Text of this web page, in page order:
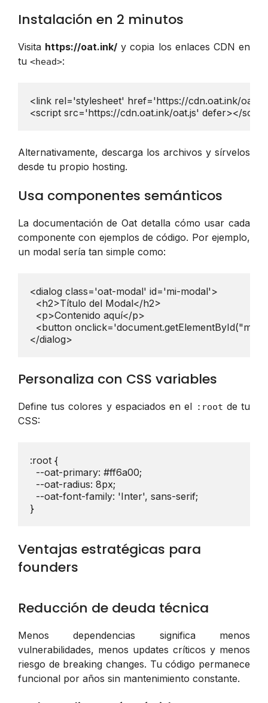
Instalación en 2 minutos
Visita https://oat.ink/ y copia los enlaces CDN en
tu <head>:
<link rel='stylesheet' href='https://cdn.oat.ink/
<script src='https://cdn.oat.ink/oat.js' defer></
Alternativamente, descarga los archivos y sírvelos
desde tu propio hosting.
Usa componentes semánticos
La documentación de Oat detalla cómo usar cada
componente con ejemplos de código. Por ejemplo,
un modal sería tan simple como:
<dialog class='oat-modal' id='mi-modal'>
  <h2>Título del Modal</h2>
  <p>Contenido aquí</p>
<button onclick='document.getElementById("mi-
</dialog>
Personaliza con CSS variables
Define tus colores y espaciados en el :root de tu
CSS:
:root {
  --oat-primary: #ff6a00;
  --oat-radius: 8px;
  --oat-font-family: 'Inter', sans-serif;
}
Ventajas estratégicas para
founders
Reducción de deuda técnica
Menos dependencias significa menos
vulnerabilidades, menos updates críticos y menos
riesgo de breaking changes. Tu código permanece
funcional por años sin mantenimiento constante.